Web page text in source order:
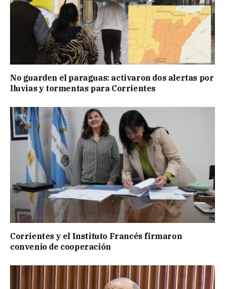
No guarden el paraguas: activaron dos alertas por
lluvias y tormentas para Corrientes
Corrientes y el Instituto Francés firmaron
convenio de cooperación